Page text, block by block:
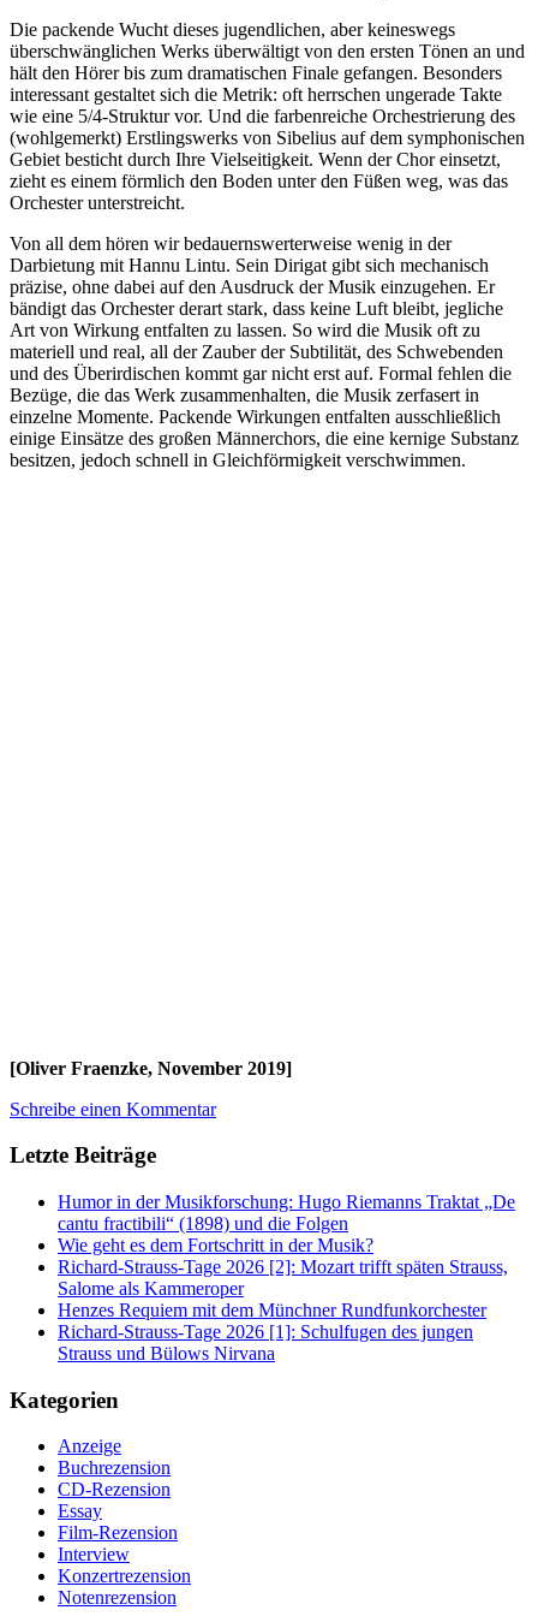
Die packende Wucht dieses jugendlichen, aber keineswegs
überschwänglichen Werks überwältigt von den ersten Tönen an und
hält den Hörer bis zum dramatischen Finale gefangen. Besonders
interessant gestaltet sich die Metrik: oft herrschen ungerade Takte
wie eine 5/4-Struktur vor. Und die farbenreiche Orchestrierung des
(wohlgemerkt) Erstlingswerks von Sibelius auf dem symphonischen
Gebiet besticht durch Ihre Vielseitigkeit. Wenn der Chor einsetzt,
zieht es einem förmlich den Boden unter den Füßen weg, was das
Orchester unterstreicht.
Von all dem hören wir bedauernswerterweise wenig in der
Darbietung mit Hannu Lintu. Sein Dirigat gibt sich mechanisch
präzise, ohne dabei auf den Ausdruck der Musik einzugehen. Er
bändigt das Orchester derart stark, dass keine Luft bleibt, jegliche
Art von Wirkung entfalten zu lassen. So wird die Musik oft zu
materiell und real, all der Zauber der Subtilität, des Schwebenden
und des Überirdischen kommt gar nicht erst auf. Formal fehlen die
Bezüge, die das Werk zusammenhalten, die Musik zerfasert in
einzelne Momente. Packende Wirkungen entfalten ausschließlich
einige Einsätze des großen Männerchors, die eine kernige Substanz
besitzen, jedoch schnell in Gleichförmigkeit verschwimmen.
[Oliver Fraenzke, November 2019]
Schreibe einen Kommentar
Letzte Beiträge
Humor in der Musikforschung: Hugo Riemanns Traktat „De
cantu fractibili“ (1898) und die Folgen
Wie geht es dem Fortschritt in der Musik?
Richard-Strauss-Tage 2026 [2]: Mozart trifft späten Strauss,
Salome als Kammeroper
Henzes Requiem mit dem Münchner Rundfunkorchester
Richard-Strauss-Tage 2026 [1]: Schulfugen des jungen
Strauss und Bülows Nirvana
Kategorien
Anzeige
Buchrezension
CD-Rezension
Essay
Film-Rezension
Interview
Konzertrezension
Notenrezension